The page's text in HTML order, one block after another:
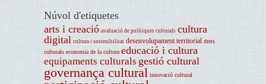
Núvol d'etiquetes
arts i creació avaluació de polítiques culturals cultura
digital cultura i sostenibilitat desenvolupament territorial drets
culturals economia de la cultura educació i cultura
equipaments culturals gestió cultural
governança cultural innovació cultural